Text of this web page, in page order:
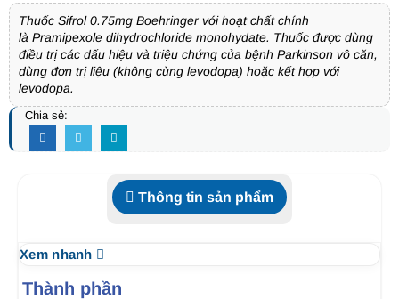
Thuốc Sifrol 0.75mg Boehringer với hoạt chất chính
là Pramipexole dihydrochloride monohydate. Thuốc được dùng
điều trị các dấu hiệu và triệu chứng của bệnh Parkinson vô căn,
dùng đơn trị liệu (không cùng levodopa) hoặc kết hợp với
levodopa.
Chia sẻ:
Thông tin sản phẩm
Xem nhanh
Thành phần